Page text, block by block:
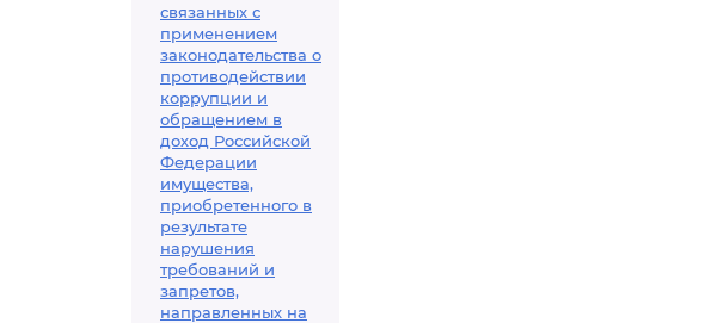
связанных с
применением
законодательства о
противодействии
коррупции и
обращением в
доход Российской
Федерации
имущества,
приобретенного в
результате
нарушения
требований и
запретов,
направленных на